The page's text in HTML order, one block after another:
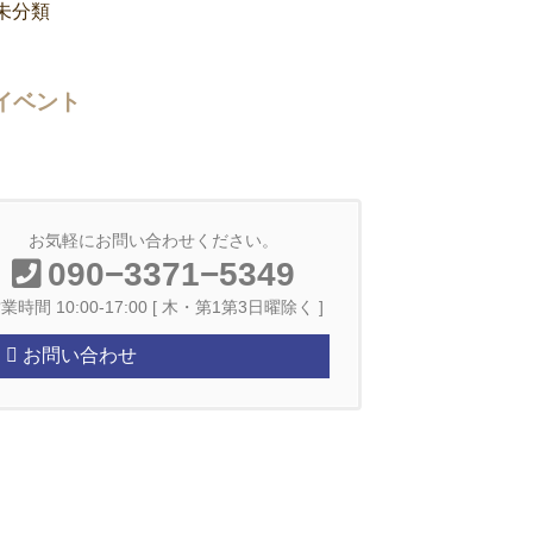
分類
ベント
お気軽にお問い合わせください。
090−3371−5349
時間 10:00-17:00 [ 木・第1第3日曜除く ]
お問い合わせ